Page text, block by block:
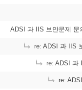
ADSI 과 IIS 보안문제 문
re: ADSI 과 IIS
re: ADSI 과
re: